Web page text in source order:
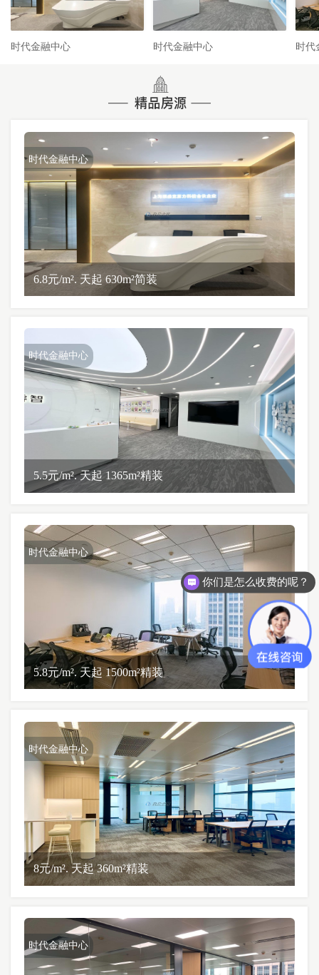
时代金融中心 时代金融中心 时代
时代金融中心
6.8元/m². 天起 630m²简装
时代金融中心
5.5元/m². 天起 1365m²精装
时代金融中心
5.8元/m². 天起 1500m²精装
时代金融中心
8元/m². 天起 360m²精装
时代金融中心
你们是怎么收费的呢？